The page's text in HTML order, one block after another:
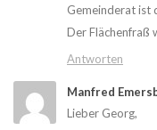
Gemeinderat ist
Der Flächenfraß
Antworten
Manfred
Lieber Georg,